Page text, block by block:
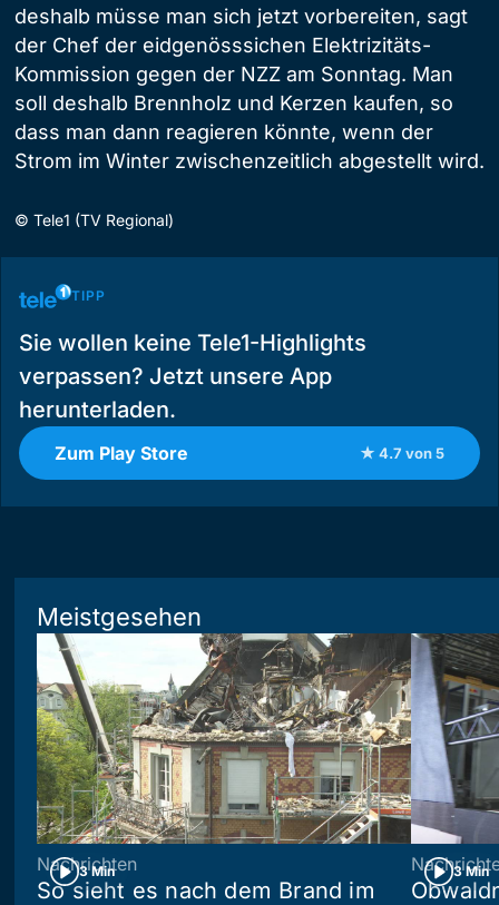
deshalb müsse man sich jetzt vorbereiten, sagt
der Chef der eidgenösssichen Elektrizitäts-
Kommission gegen der NZZ am Sonntag. Man
soll deshalb Brennholz und Kerzen kaufen, so
dass man dann reagieren könnte, wenn der
Strom im Winter zwischenzeitlich abgestellt wird.
© Tele1 (TV Regional)
TIPP
Sie wollen keine Tele1-Highlights
verpassen? Jetzt unsere App
herunterladen.
Zum Play Store ★ 4.7 von 5
Meistgesehen
3 Min
Nachrichten
So sieht es nach dem Brand im
3 Min